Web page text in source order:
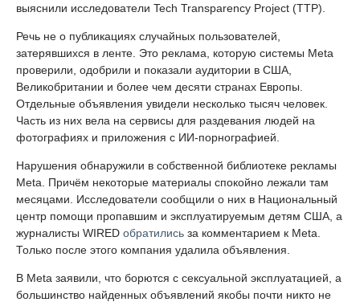
выяснили исследователи Tech Transparency Project (TTP).
Речь не о публикациях случайных пользователей,
затерявшихся в ленте. Это реклама, которую системы Meta
проверили, одобрили и показали аудитории в США,
Великобритании и более чем десяти странах Европы.
Отдельные объявления увидели несколько тысяч человек.
Часть из них вела на сервисы для раздевания людей на
фотографиях и приложения с ИИ-порнографией.
Нарушения обнаружили в собственной библиотеке рекламы
Meta. Причём некоторые материалы спокойно лежали там
месяцами. Исследователи сообщили о них в Национальный
центр помощи пропавшим и эксплуатируемым детям США, а
журналисты WIRED обратились за комментарием к Meta.
Только после этого компания удалила объявления.
В Meta заявили, что борются с сексуальной эксплуатацией, а
большинство найденных объявлений якобы почти никто не